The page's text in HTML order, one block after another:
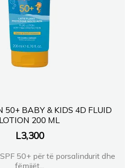
50+ BABY & KIDS 4D FLUID
LOTION 200 ML
L3,300
50+ për të porsalindurit dhe
fëmijët...